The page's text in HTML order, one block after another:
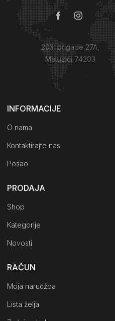
203. brigade 27A,
Matuzići 74203
Kako do nas?
INFORMACIJE
O nama
Kontaktirajte nas
Posao
PRODAJA
Shop
Kategorije
Novosti
RAČUN
Moja narudžba
Lista želja